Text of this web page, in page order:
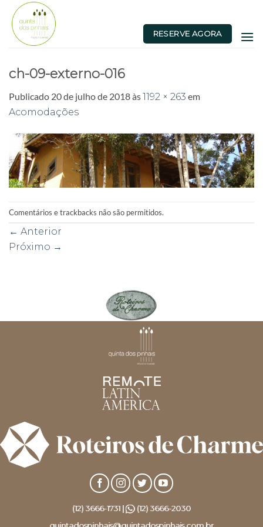
Skip
content
RESERVE AGORA
ch-09-externo-016
Publicado 20 de julho de 2018às1192 × 263 em
Acomodações
Comentários e trackbacks não são permitidos.
← Anterior
Próximo →
(12) 3666-1731 |
(12) 3666-2030
quintadospinhais@quintadospinhais.com.br